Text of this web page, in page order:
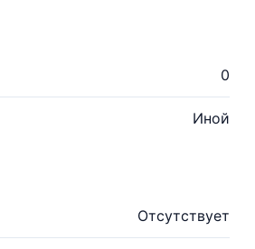
0
Иной
Отсутствует